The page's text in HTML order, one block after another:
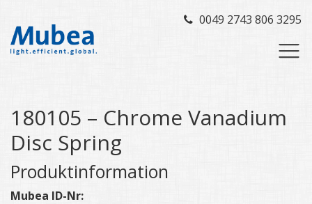
0049 2743 806 3295
180105 – Chrome Vanadium
Disc Spring
Produktinformation
Mubea ID-Nr: